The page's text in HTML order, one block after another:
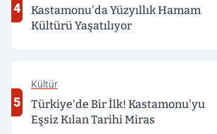
4
Kastamonu'da Yüzyıllık Hamam
Kültürü Yaşatılıyor
5
Kültür
Türkiye'de Bir İlk! Kastamonu'yu
Eşsiz Kılan Tarihi Miras